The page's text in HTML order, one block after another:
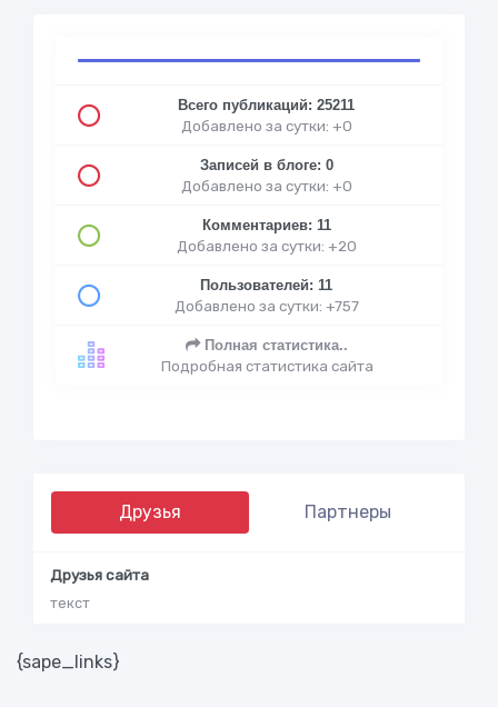
Всего публикаций: 25211
Добавлено за сутки: +0
Записей в блоге: 0
Добавлено за сутки: +0
Комментариев: 11
Добавлено за сутки: +20
Пользователей: 11
Добавлено за сутки: +757
Полная статистика..
Подробная статистика сайта
Друзья Партнеры
Друзья сайта
текст
{sape_links}